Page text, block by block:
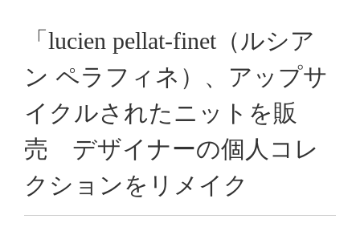
「lucien pellat-finet（ルシア
ン ペラフィネ）、アップサ
イクルされたニットを販
売 デザイナーの個人コレ
クションをリメイク